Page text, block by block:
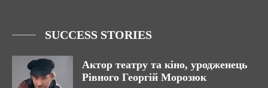
SUCCESS STORIES
Актор театру та кіно, уродженець
Рівного Георгій Морозюк